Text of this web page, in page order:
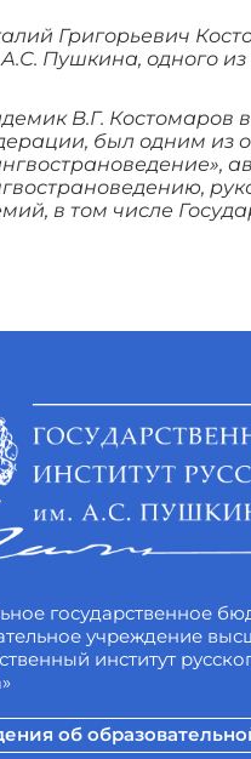
Григорьевич
Пушкина, одного
В.Г. Костомаров
был одним из
в том числе
государственное
учреждение
институт
об